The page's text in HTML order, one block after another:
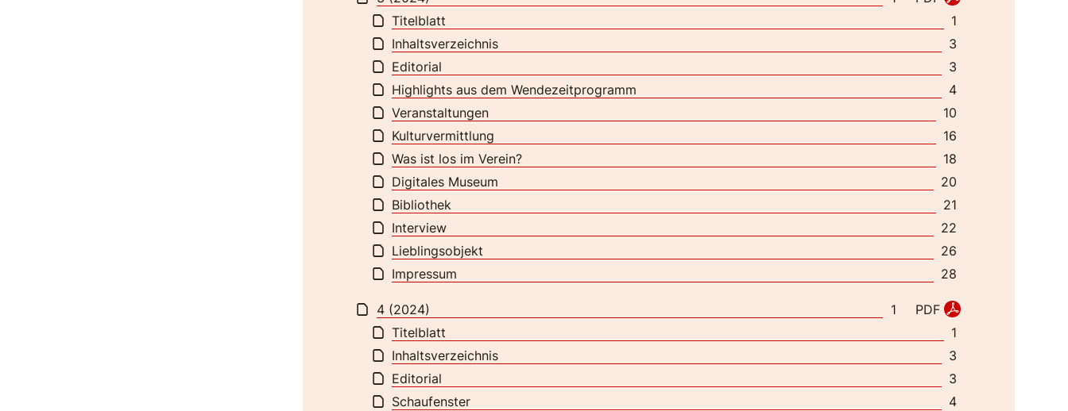
1
Titelblatt
3
Inhaltsverzeichnis
3
Editorial
4
Highlights aus dem Wendezeitprogramm
10
Veranstaltungen
16
Kulturvermittlung
18
Was ist los im Verein?
20
Digitales Museum
21
Bibliothek
22
Interview
26
Lieblingsobjekt
28
Impressum
PDF
1
4 (2024)
1
Titelblatt
3
Inhaltsverzeichnis
3
Editorial
4
Schaufenster